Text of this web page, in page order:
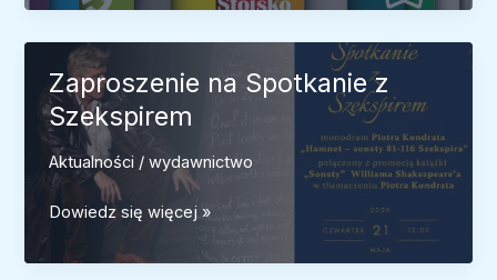
Międzynarodowe
Targi
Książki
w
Warszawie
Zaproszenie na Spotkanie z
Szekspirem
Aktualności /wydawnictwo
Zaproszenie
Spotkanie
Dowiedz się więcej »